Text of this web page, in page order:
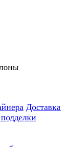
Доставка